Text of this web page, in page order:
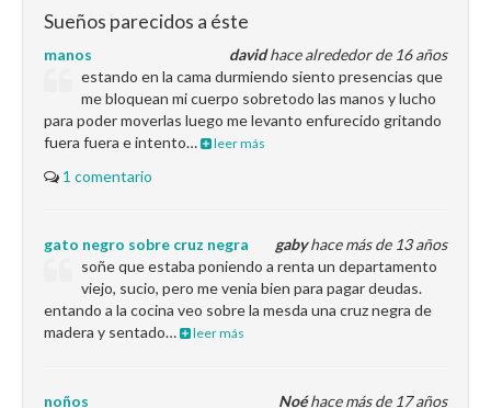
Sueños parecidos a éste
davidhace alrededor de 16 años
manos
estando en la cama durmiendo siento presencias que
me bloquean mi cuerpo sobretodo las manos y lucho
para poder moverlas luego me levanto enfurecido gritando
fuera fuera e intento…
leer más
1 comentario
gabyhace más de 13 años
gato negro sobre cruz negra
soñe que estaba poniendo a renta un departamento
viejo, sucio, pero me venia bien para pagar deudas.
entando a la cocina veo sobre la mesda una cruz negra de
madera y sentado…
leer más
Noéhace más de 17 años
noños